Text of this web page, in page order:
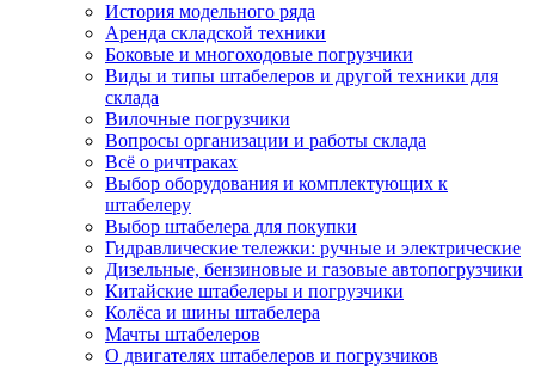
История модельного ряда
Аренда складской техники
Боковые и многоходовые погрузчики
Виды и типы штабелеров и другой техники для
склада
Вилочные погрузчики
Вопросы организации и работы склада
Всё о ричтраках
Выбор оборудования и комплектующих к
штабелеру
Выбор штабелера для покупки
Гидравлические тележки: ручные и электрические
Дизельные, бензиновые и газовые автопогрузчики
Китайские штабелеры и погрузчики
Колёса и шины штабелера
Мачты штабелеров
О двигателях штабелеров и погрузчиков